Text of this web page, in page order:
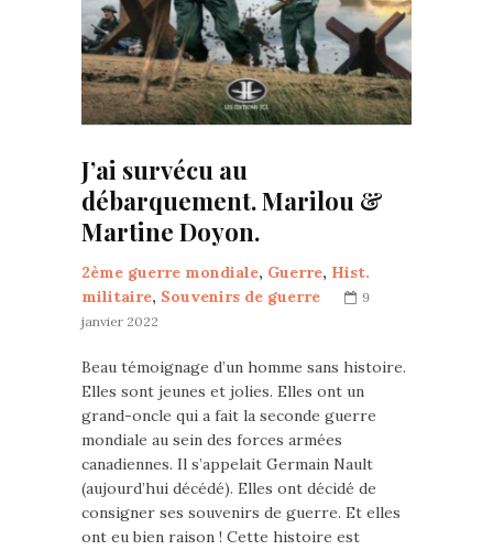
J’ai survécu au
débarquement. Marilou &
Martine Doyon.
2ème guerre mondiale, Guerre, Hist.
militaire, Souvenirs de guerre
9
janvier 2022
Beau témoignage d’un homme sans histoire.
Elles sont jeunes et jolies. Elles ont un
grand-oncle qui a fait la seconde guerre
mondiale au sein des forces armées
canadiennes. Il s’appelait Germain Nault
(aujourd’hui décédé). Elles ont décidé de
consigner ses souvenirs de guerre. Et elles
ont eu bien raison ! Cette histoire est